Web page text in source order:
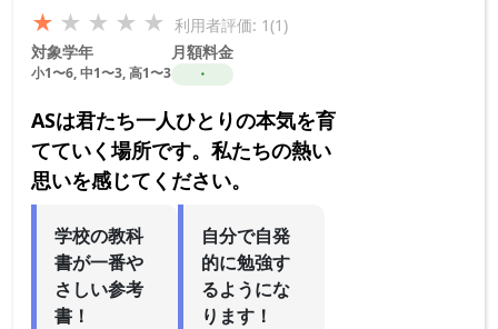
★ ★ ★ ★ ★ 利用者評価: 1(1)
対象学年
小1〜6, 中1〜3, 高1〜3
月額料金
・
ASは君たち一人ひとりの本気を育
てていく場所です。私たちの熱い
思いを感じてください。
学校の教科
書が一番や
さしい参考
書！
自分で自発
的に勉強す
るようにな
ります！